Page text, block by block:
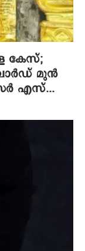
കേസ്;
മുന്‍
എസ്...